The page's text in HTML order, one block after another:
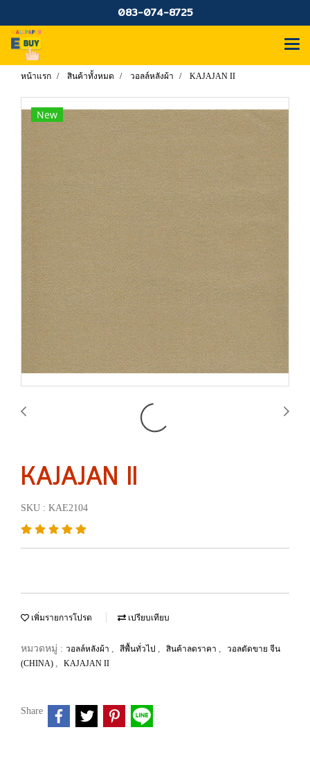
083-074-8725
หน้าแรก สินค้าทั้งหมด วอลล์หลังผ้า KAJAJAN II
New
KAJAJAN II
SKU : KAE2104
เพิ่มรายการโปรด เปรียบเทียบ
หมวดหมู่ : วอลล์หลังผ้า , สีพื้นทั่วไป , สินค้าลดราคา ,
วอลตัดขาย จีน
(CHINA) , KAJAJAN II
Share